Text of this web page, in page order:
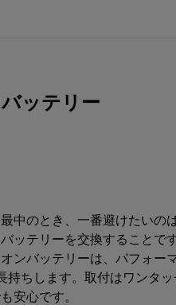
ッテリー
中のとき、一番避けたいの
ッテリーを交換することで
ンバッテリーは、パフォー
持ちします。取付はワンタ
安心です。